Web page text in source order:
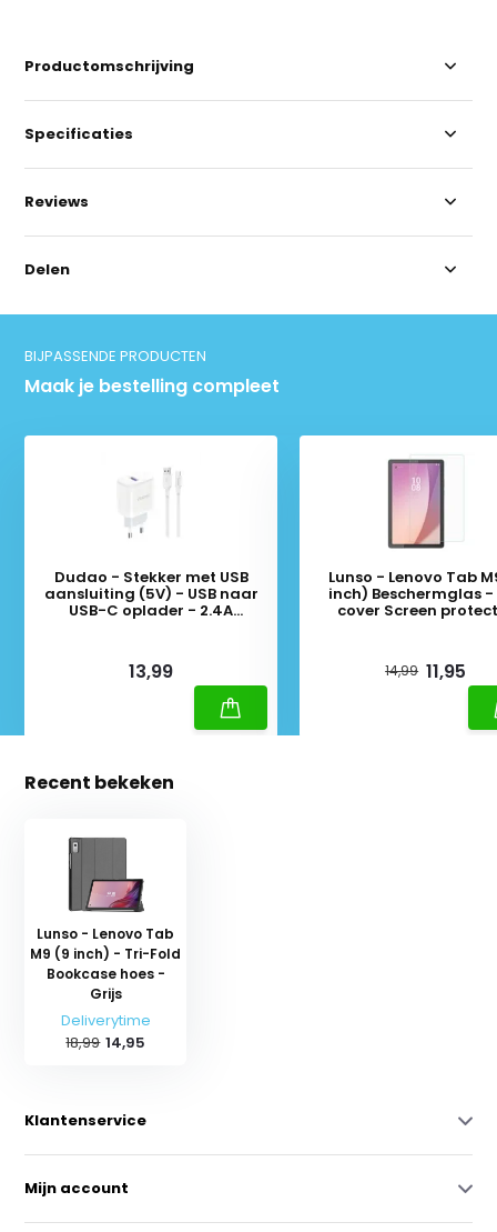
Productomschrijving
Specificaties
Reviews
Delen
BIJPASSENDE PRODUCTEN
Maak je bestelling compleet
Dudao - Stekker met USB
aansluiting (5V) - USB naar
USB-C oplader - 2.4A
13,99
Lunso - Lenovo Tab
inch) Beschermglas -
cover Screen
14,99 11,95
Recent bekeken
Lunso - Lenovo Tab
M9 (9 inch) - Tri-Fold
Bookcase hoes -
Grijs
Deliverytime
18,99 14,95
Klantenservice
Mijn account